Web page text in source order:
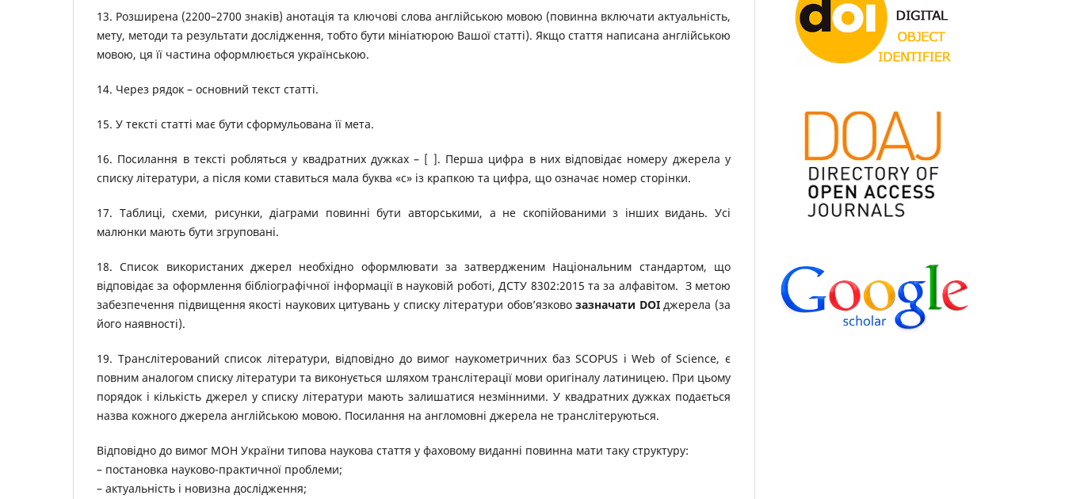
13. Розширена (2200–2700 знаків) анотація та ключові слова англійською мовою (повинна включати актуальність,
мету, методи та результати дослідження, тобто бути мініатюрою Вашої статті). Якщо стаття написана англійською
мовою, ця її частина оформлюється українською.
14. Через рядок – основний текст статті.
15. У тексті статті має бути сформульована її мета.
16. Посилання в тексті робляться у квадратних дужках – [ ]. Перша цифра в них відповідає номеру джерела у
списку літератури, а після коми ставиться мала буква «с» із крапкою та цифра, що означає номер сторінки.
17. Таблиці, схеми, рисунки, діаграми повинні бути авторськими, а не скопійованими з інших видань. Усі
малюнки мають бути згруповані.
18. Список використаних джерел необхідно оформлювати за затвердженим Національним стандартом, що
відповідає за оформлення бібліографічної інформації в науковій роботі, ДСТУ 8302:2015 та за алфавітом. З метою
забезпечення підвищення якості наукових цитувань у списку літератури обов’язковозазначати DOIджерела (за
його наявності).
19. Транслітерований список літератури, відповідно до вимог наукометричних баз SCOPUS і Web of Science, є
повним аналогом списку літератури та виконується шляхом транслітерації мови оригіналу латиницею. При цьому
порядок і кількість джерел у списку літератури мають залишатися незмінними. У квадратних дужках подається
назва кожного джерела англійською мовою. Посилання на англомовні джерела не транслітеруються.
Відповідно до вимог МОН України типова наукова стаття у фаховому виданні повинна мати таку структуру:
– постановка науково-практичної проблеми;
– актуальність і новизна дослідження;